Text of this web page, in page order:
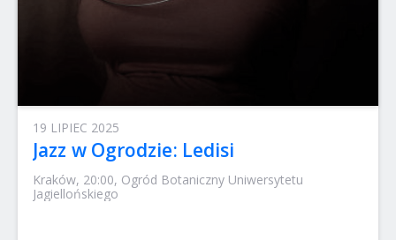
19 LIPIEC 2025
Jazz w Ogrodzie: Ledisi
Kraków, 20:00, Ogród Botaniczny Uniwersytetu
Jagiellońskiego